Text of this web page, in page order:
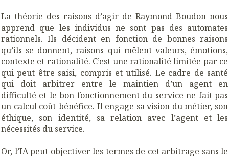
La théorie des raisons d’agir de Raymond Boudon nous
apprend que les individus ne sont pas des automates
rationnels. Ils décident en fonction de bonnes raisons
qu’ils se donnent, raisons qui mêlent valeurs, émotions,
contexte et rationalité. C’est une rationalité limitée par ce
qui peut être saisi, compris et utilisé. Le cadre de santé
qui doit arbitrer entre le maintien d’un agent en
difficulté et le bon fonctionnement du service ne fait pas
un calcul coût-bénéfice. Il engage sa vision du métier, son
éthique, son identité, sa relation avec l’agent et les
nécessités du service.
Or, l’IA peut objectiver les termes de cet arbitrage sans le